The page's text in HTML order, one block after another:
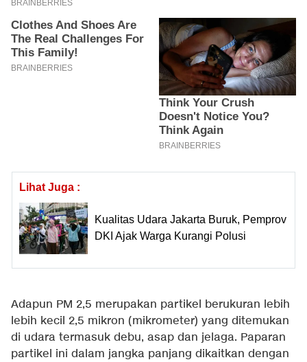
Lihat Juga :
Kualitas Udara Jakarta Buruk, Pemprov
DKI Ajak Warga Kurangi Polusi
Adapun PM 2,5 merupakan partikel berukuran lebih
lebih kecil 2,5 mikron (mikrometer) yang ditemukan
di udara termasuk debu, asap dan jelaga. Paparan
partikel ini dalam jangka panjang dikaitkan dengan